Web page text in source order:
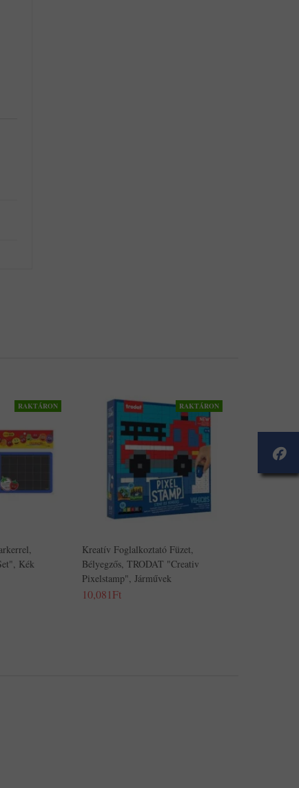
RAKTÁRON
Kék
RAKTÁRON
Kreatív Foglalkoztató Füzet,
Bélyegzős, TRODAT "Creativ
Pixelstamp", Járművek
10,081Ft